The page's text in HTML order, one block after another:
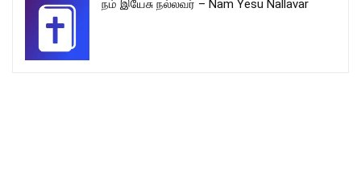
நம் இயேசு நல்லவர் – Nam Yesu Nallavar